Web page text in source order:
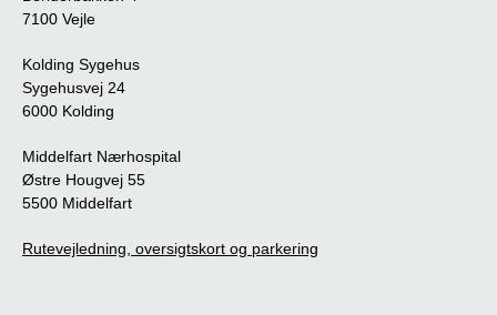
7100 Vejle
Kolding Sygehus
Sygehusvej 24
6000 Kolding
Middelfart Nærhospital
Østre Hougvej 55
5500 Middelfart
Rutevejledning, oversigtskort og parkering